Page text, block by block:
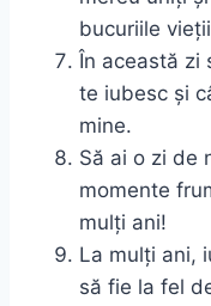
bucuriile
În această zi
te iubesc și
mine.
Să ai o zi de
momente
mulți ani!
La mulți ani,
să fie la fel